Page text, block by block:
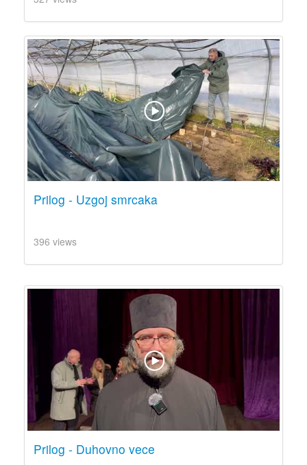
Prilog - Uzgoj smrcaka
396 views
Prilog - Duhovno vece